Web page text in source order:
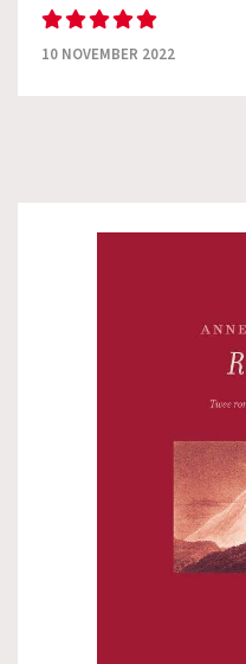
10 NOVEMBER 2022